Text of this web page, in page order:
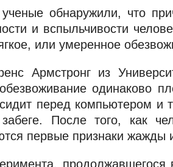
обнаружили, что
и вспыльчивости
или умеренное
Армстронг из
одинаково
перед компьютером и
После того, как
первые признаки жажды
продолжавшегося